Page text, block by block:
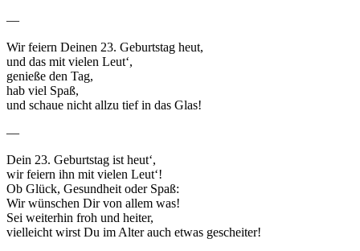
—
Wir feiern Deinen 23. Geburtstag heut,
und das mit vielen Leut‘,
genieße den Tag,
hab viel Spaß,
und schaue nicht allzu tief in das Glas!
—
Dein 23. Geburtstag ist heut‘,
wir feiern ihn mit vielen Leut‘!
Ob Glück, Gesundheit oder Spaß:
Wir wünschen Dir von allem was!
Sei weiterhin froh und heiter,
vielleicht wirst Du im Alter auch etwas gescheiter!